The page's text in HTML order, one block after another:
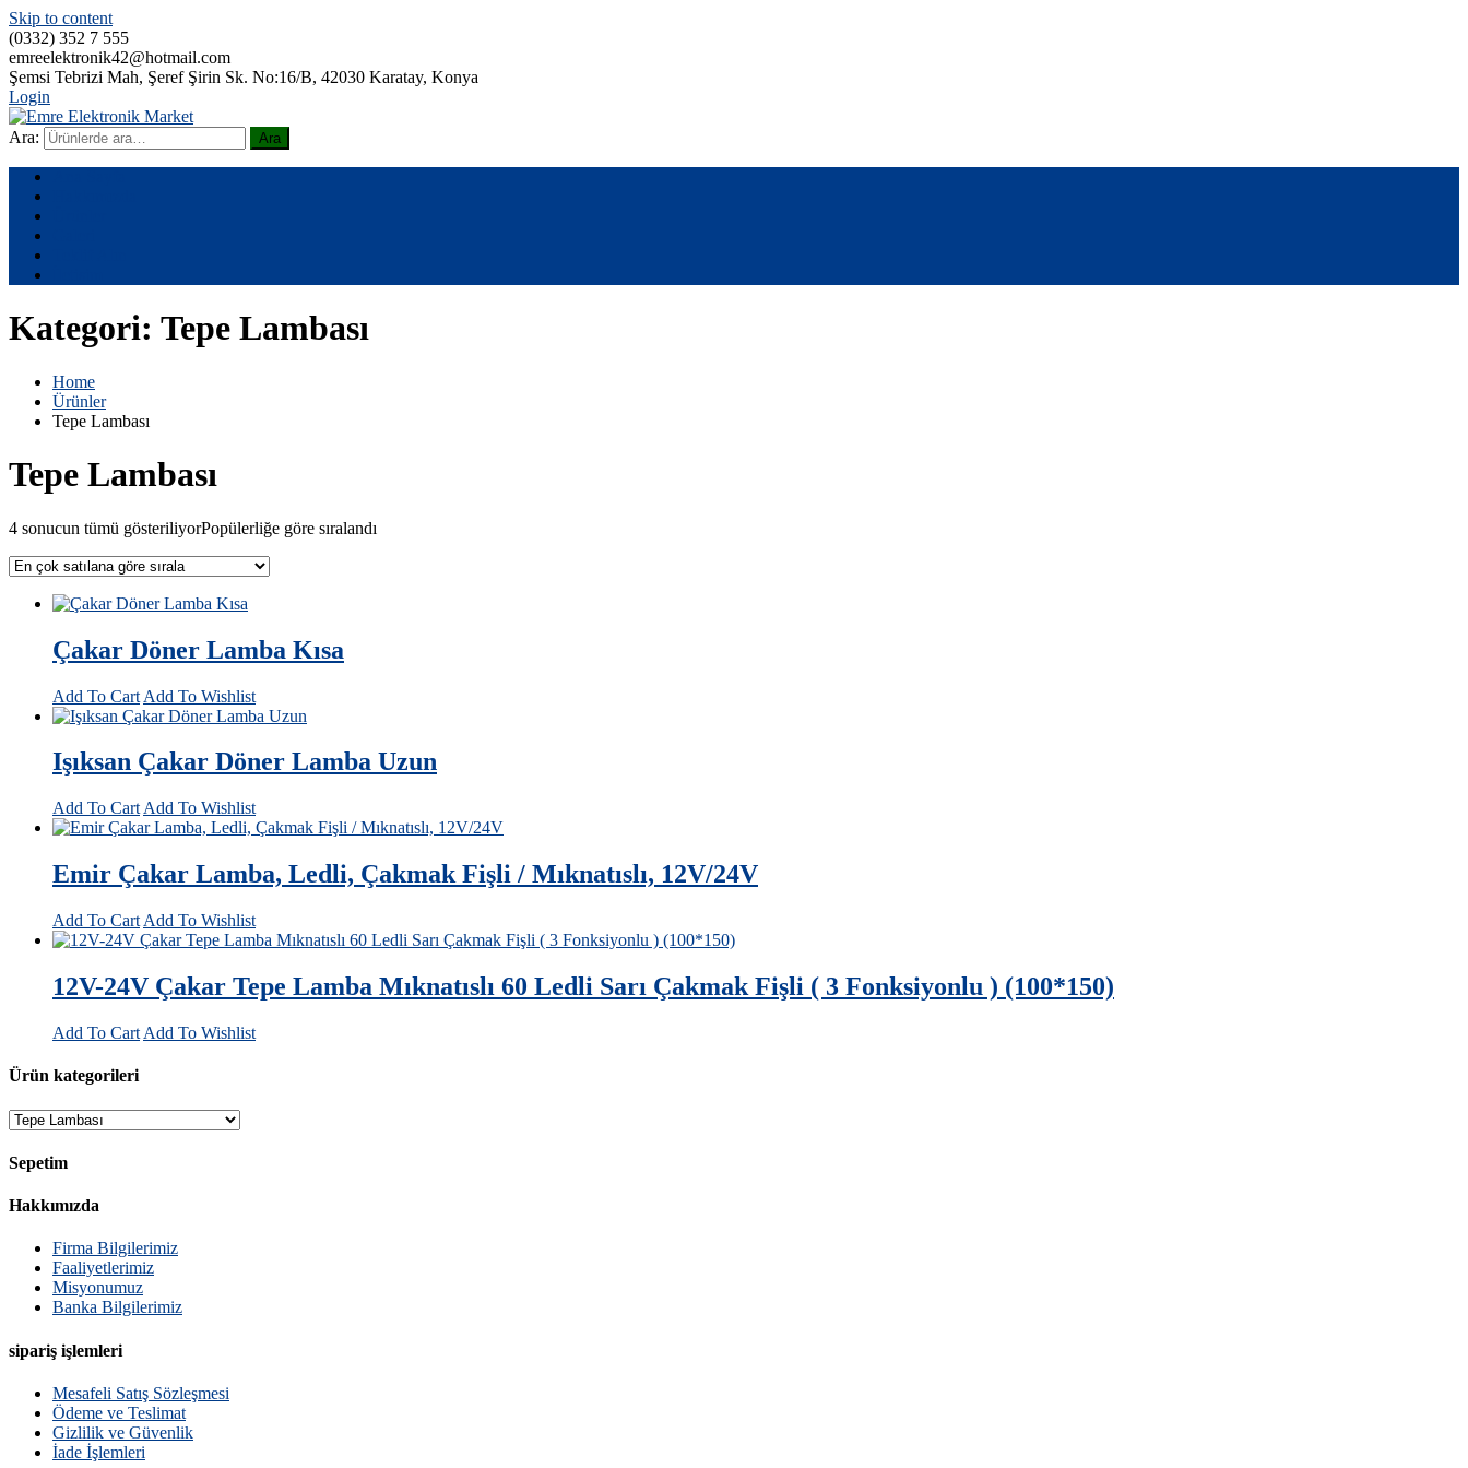
Skip to content
(0332) 352 7 555
emreelektronik42@hotmail.com
Şemsi Tebrizi Mah, Şeref Şirin Sk. No:16/B, 42030 Karatay, Konya
Login
Emre Elektronik Market
Ara: Ara
Kategori: Tepe Lambası
Home
Ürünler
Tepe Lambası
Tepe Lambası
4 sonucun tümü gösteriliyorPopülerliğe göre sıralandı
Çakar Döner Lamba Kısa
Add To Cart Add To Wishlist
Işıksan Çakar Döner Lamba Uzun
Add To Cart Add To Wishlist
Emir Çakar Lamba, Ledli, Çakmak Fişli / Mıknatıslı, 12V/24V
Add To Cart Add To Wishlist
12V-24V Çakar Tepe Lamba Mıknatıslı 60 Ledli Sarı Çakmak Fişli ( 3 Fonksiyonlu ) (100*150)
Add To Cart Add To Wishlist
Ürün kategorileri
Sepetim
Hakkımızda
Firma Bilgilerimiz
Faaliyetlerimiz
Misyonumuz
Banka Bilgilerimiz
sipariş işlemleri
Mesafeli Satış Sözleşmesi
Ödeme ve Teslimat
Gizlilik ve Güvenlik
İade İşlemleri